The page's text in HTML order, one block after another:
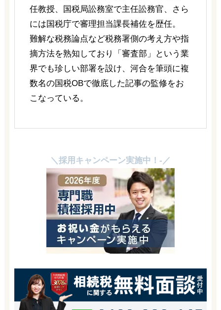
任教授、国税局訟務室で主任訟務官、さら
には国税庁で審理担当課長補佐を歴任。
難解な税務論点など税務署側の考え方や指
摘方法を熟知しており「審査部」という業
界でも珍しい部署を設け、河合を筆頭に複
数名の国税OBで徹底した記事の監修をお
こなっている。
＼採用キャンペーン実施中！-／